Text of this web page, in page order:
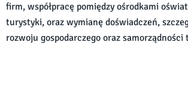
firm, współpracę pomiędzy ośrodkami
turystyki, oraz wymianę doświadczeń,
rozwoju gospodarczego oraz